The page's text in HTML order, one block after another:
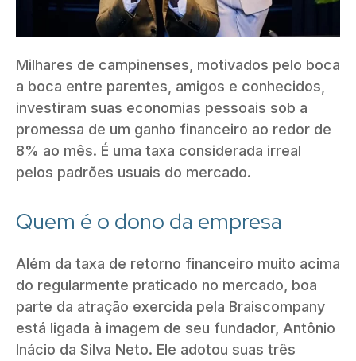
Milhares de campinenses, motivados pelo boca
a boca entre parentes, amigos e conhecidos,
investiram suas economias pessoais sob a
promessa de um ganho financeiro ao redor de
8% ao mês. É uma taxa considerada irreal
pelos padrões usuais do mercado.
Quem é o dono da empresa
Além da taxa de retorno financeiro muito acima
do regularmente praticado no mercado, boa
parte da atração exercida pela Braiscompany
está ligada à imagem de seu fundador, Antônio
Inácio da Silva Neto. Ele adotou suas três